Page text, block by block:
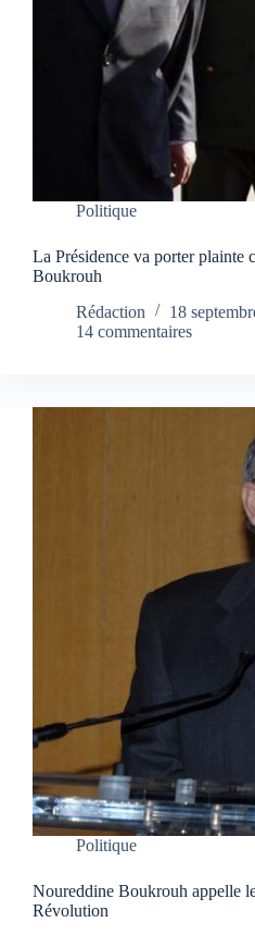
Politique
La Présidence va porter plainte
Boukrouh
Rédaction
18
14 commentaires
Politique
Noureddine Boukrouh appelle
Révolution